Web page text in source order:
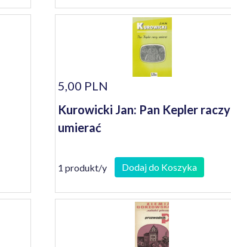
5,00 PLN
Kurowicki Jan: Pan Kepler raczy
umierać
1 produkt/y Dodaj do Koszyka